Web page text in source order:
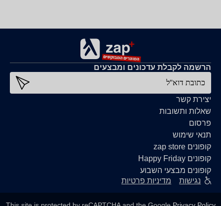
יצירת קשר
שאלות ותשובות
פרסום
תנאי שימוש
קופונים zap store
קופונים Happy Friday
קופונים מבצעי השבוע
הרשמה לקבלת עדכונים ומבצעים
כתובת דוא''ל
נגישות מדיניות פרטיות